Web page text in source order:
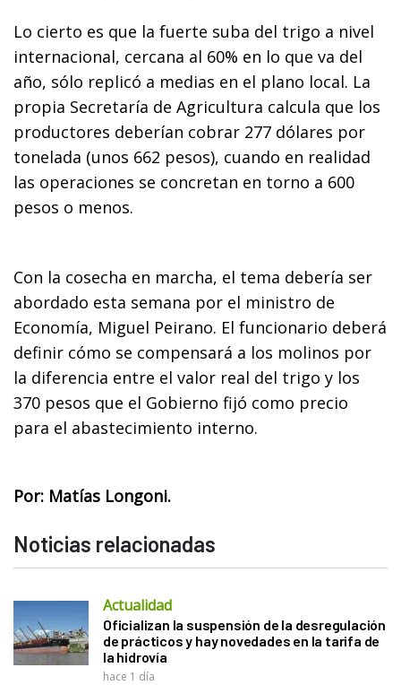
Lo cierto es que la fuerte suba del trigo a nivel
internacional, cercana al 60% en lo que va del
año, sólo replicó a medias en el plano local. La
propia Secretaría de Agricultura calcula que los
productores deberían cobrar 277 dólares por
tonelada (unos 662 pesos), cuando en realidad
las operaciones se concretan en torno a 600
pesos o menos.
Con la cosecha en marcha, el tema debería ser
abordado esta semana por el ministro de
Economía, Miguel Peirano. El funcionario deberá
definir cómo se compensará a los molinos por
la diferencia entre el valor real del trigo y los
370 pesos que el Gobierno fijó como precio
para el abastecimiento interno.
Por: Matías Longoni.
Noticias relacionadas
Actualidad
Oficializan la suspensión de la desregulación
de prácticos y hay novedades en la tarifa de
la hidrovía
hace 1 día